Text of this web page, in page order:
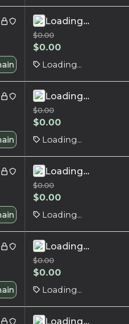
Loading...
$0.00
$0.00
Loading...
Loading...
$0.00
$0.00
Loading...
Loading...
$0.00
$0.00
Loading...
Loading...
$0.00
$0.00
Loading...
Loading...